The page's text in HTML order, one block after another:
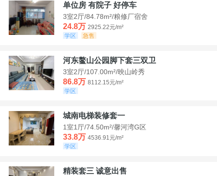
单位房 有院子 好停车
3室2厅/84.78m²/粮修厂宿舍
24.8万 2925.22元/m²
学区
急售
河东鳌山公园脚下套三双卫
3室2厅/107.00m²/映山岭秀
86.8万 8112.15元/m²
学区
城南电梯装修套一
1室1厅/74.50m²/馨河湾G区
33.8万 4536.91元/m²
学区
精装套三 诚意出售